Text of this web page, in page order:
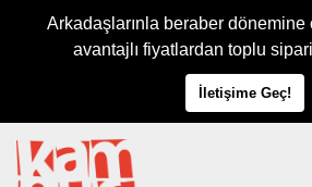
Arkadaşlarınla beraber dönemine
avantajlı fiyatlardan toplu
İletişime Geç!